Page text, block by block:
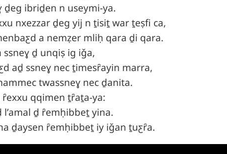
ibriḏen n useymi-ya.
nxezzar ḏeg yij n ṯisiṯ war ṯeṣfi ca,
a nemẓer mliḥ qara ḏi qara.
ssneɣ ḏ unqiṣ ig iǧa,
aḏ ssneɣ nec ṯimesȓayin marra,
twassneɣ nec ḏanita.
ȓexxu qqimen ṯȓaṯa-ya:
ḏ ȓemḥibbeṯ yina.
ḏaysen ȓemḥibbeṯ iy iǧan ṯuƹȓa.